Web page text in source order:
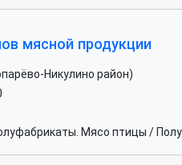
мясной продукции
Никулино район)
Мясо птицы /